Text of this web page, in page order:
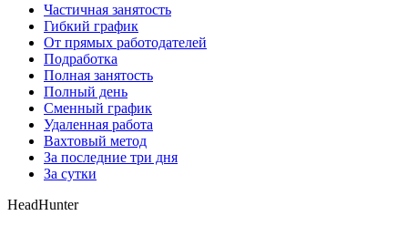
Частичная занятость
Гибкий график
От прямых работодателей
Подработка
Полная занятость
Полный день
Сменный график
Удаленная работа
Вахтовый метод
За последние три дня
За сутки
HeadHunter